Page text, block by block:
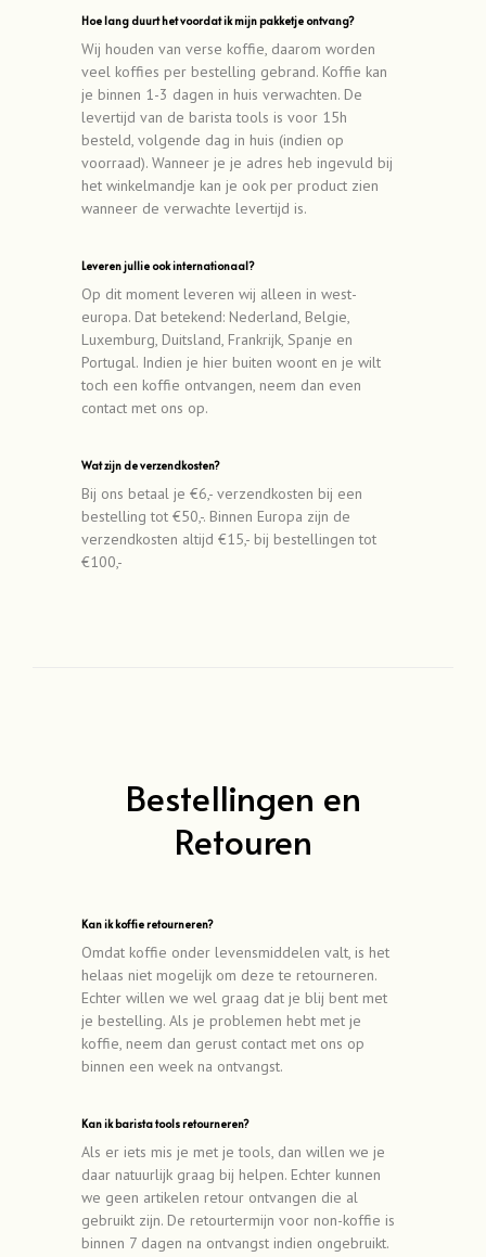
Hoe lang duurt het voordat ik mijn pakketje ontvang?
Wij houden van verse koffie, daarom worden
veel koffies per bestelling gebrand. Koffie kan
je binnen 1-3 dagen in huis verwachten. De
levertijd van de barista tools is voor 15h
besteld, volgende dag in huis (indien op
voorraad). Wanneer je je adres heb ingevuld bij
het winkelmandje kan je ook per product zien
wanneer de verwachte levertijd is.
Leveren jullie ook internationaal?
Op dit moment leveren wij alleen in west-
europa. Dat betekend: Nederland, Belgie,
Luxemburg, Duitsland, Frankrijk, Spanje en
Portugal. Indien je hier buiten woont en je wilt
toch een koffie ontvangen, neem dan even
contact met ons op.
Wat zijn de verzendkosten?
Bij ons betaal je €6,- verzendkosten bij een
bestelling tot €50,-. Binnen Europa zijn de
verzendkosten altijd €15,- bij bestellingen tot
€100,-
Bestellingen en
Retouren
Kan ik koffie retourneren?
Omdat koffie onder levensmiddelen valt, is het
helaas niet mogelijk om deze te retourneren.
Echter willen we wel graag dat je blij bent met
je bestelling. Als je problemen hebt met je
koffie, neem dan gerust contact met ons op
binnen een week na ontvangst.
Kan ik barista tools retourneren?
Als er iets mis je met je tools, dan willen we je
daar natuurlijk graag bij helpen. Echter kunnen
we geen artikelen retour ontvangen die al
gebruikt zijn. De retourtermijn voor non-koffie is
binnen 7 dagen na ontvangst indien ongebruikt.